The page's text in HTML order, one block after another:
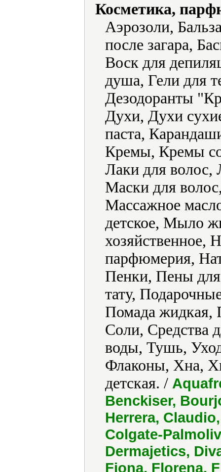
Косметика,
Аэрозоли,
после загара,
Воск для
душа, Гели для
Дезодоранты
Духи, Духи
паста,
Кремы, Кремы
Лаки для волос,
Маски для
Массажное
детское, Мыло
хозяйственное,
парфюмерия,
Пенки, Пены
тату,
Помада жидкая,
Соли, Средства
воды, Тушь,
Флаконы, Хна,
детская. /
Benckiser,
Herrera,
Colgate-
Dermajetics,
Fiona, Florena,